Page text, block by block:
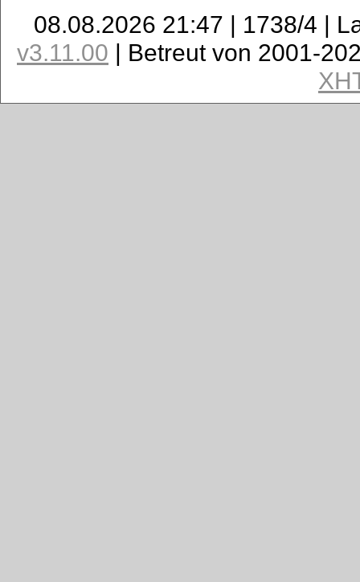
08.08.2026 21:47 | 1738/4 |
v3.11.00 | Betreut von 2001-